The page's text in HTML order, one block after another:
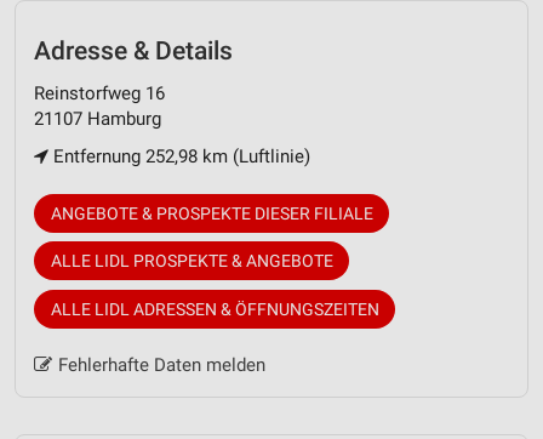
Adresse & Details
Reinstorfweg 16
21107 Hamburg
Entfernung 252,98 km (Luftlinie)
ANGEBOTE & PROSPEKTE DIESER FILIALE
ALLE LIDL PROSPEKTE & ANGEBOTE
ALLE LIDL ADRESSEN & ÖFFNUNGSZEITEN
Fehlerhafte Daten melden